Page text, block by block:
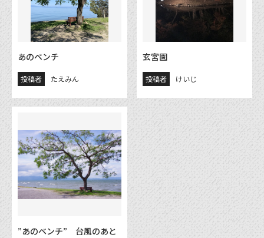
あのベンチ
投稿者 たえみん
玄宮園
投稿者 けいじ
”あのベンチ” 台風のあと